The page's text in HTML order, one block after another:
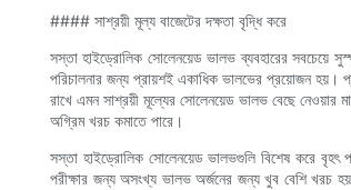
#### সাশ্রয়ী মূল্য বাজেটের দক্ষতা বৃদ্ধি করে
সস্তা হাইড্রোলিক সোলেনয়েড ভালভ ব্যবহারের সবচেয়ে
পরিচালনার জন্য প্রায়শই একাধিক ভালভের প্রয়োজন হয়।
রাখে এমন সাশ্রয়ী মূল্যের সোলেনয়েড ভালভ বেছে নেওয়ার
অগ্রিম খরচ কমাতে পারে।
সস্তা হাইড্রোলিক সোলেনয়েড ভালভগুলি বিশেষ করে বৃহৎ
পরীক্ষার জন্য অসংখ্য ভালভ অর্জনের জন্য খুব বেশি খরচ হয়